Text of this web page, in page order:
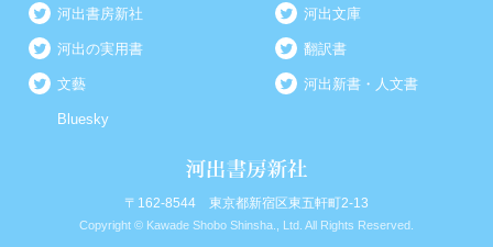
河出書房新社 河出文庫
河出の実用書 翻訳書
文藝 河出新書・人文書
Bluesky
〒162-8544 東京都新宿区東五軒町2-13
Copyright © Kawade Shobo Shinsha., Ltd. All Rights Reserved.